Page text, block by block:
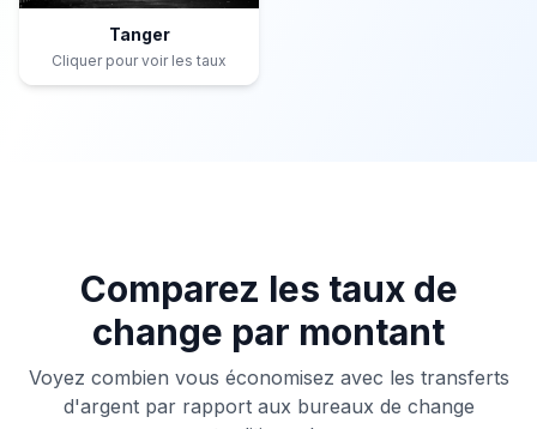
Tanger
Cliquer pour voir les taux
Comparez les taux de
change par montant
Voyez combien vous économisez avec les transferts
d'argent par rapport aux bureaux de change